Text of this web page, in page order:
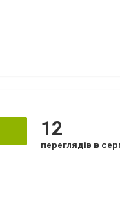
12
переглядів в